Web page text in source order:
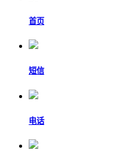
首页
短信
电话